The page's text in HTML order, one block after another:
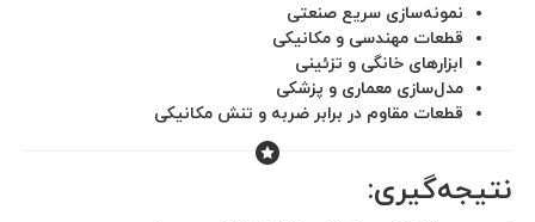
نمونه‌سازی سریع صنعتی
قطعات مهندسی و مکانیکی
ابزارهای خانگی و تزئینی
مدل‌سازی معماری و پزشکی
قطعات مقاوم در برابر ضربه و تنش مکانیکی
نتیجه‌گیری: